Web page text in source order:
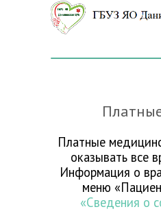
Платные
оказывать все
Информация о
меню
«Сведения о